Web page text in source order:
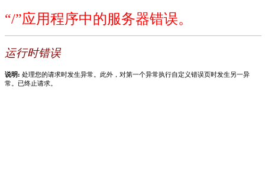
“/”应用程序中的服务器错误。
运行时错误
说明: 处理您的请求时发生异常。此外，对第一个异常执行自定义错误页时发生另一异
常。已终止请求。